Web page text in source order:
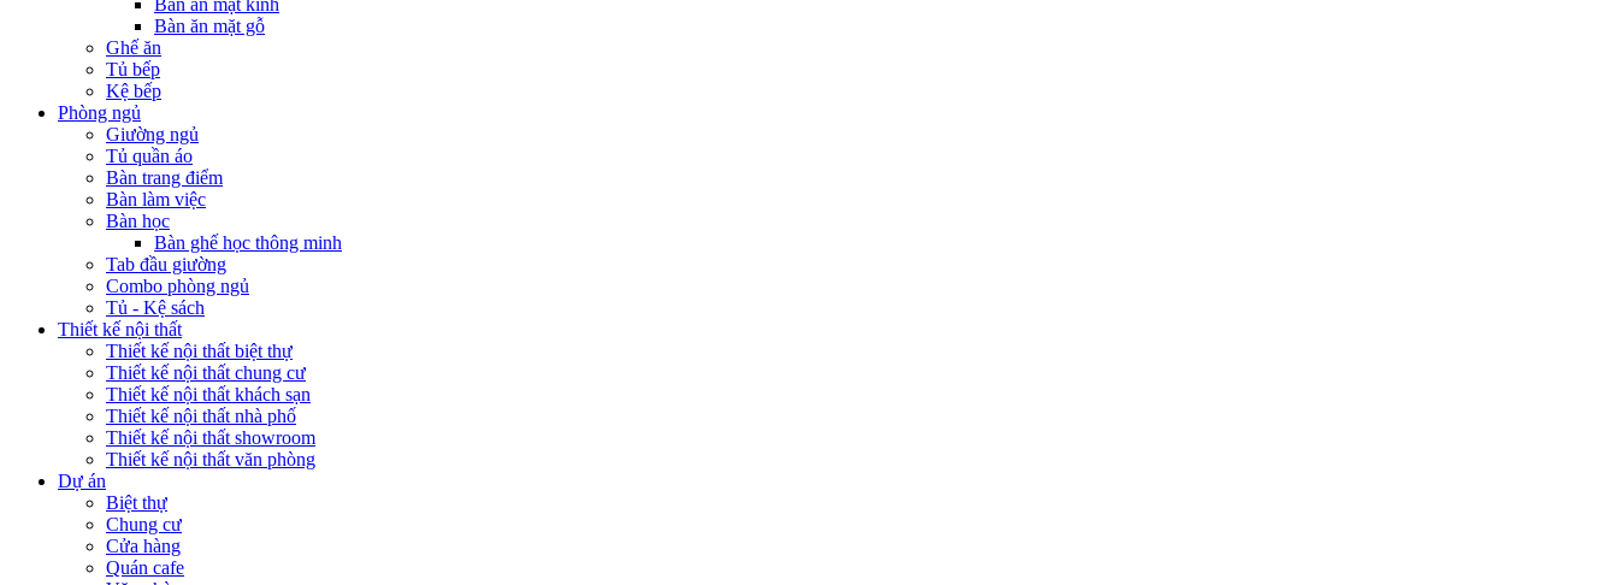
Bàn ăn mặt kính
Bàn ăn mặt gỗ
Ghế ăn
Tủ bếp
Kệ bếp
Phòng ngủ
Giường ngủ
Tủ quần áo
Bàn trang điểm
Bàn làm việc
Bàn học
Bàn ghế học thông minh
Tab đầu giường
Combo phòng ngủ
Tủ - Kệ sách
Thiết kế nội thất
Thiết kế nội thất biệt thự
Thiết kế nội thất chung cư
Thiết kế nội thất khách sạn
Thiết kế nội thất nhà phố
Thiết kế nội thất showroom
Thiết kế nội thất văn phòng
Dự án
Biệt thự
Chung cư
Cửa hàng
Quán cafe